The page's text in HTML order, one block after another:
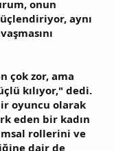
onun
aynı
çok zor, ama
kılıyor," dedi.
oyuncu olarak
eden bir kadın
rollerini ve
dair de